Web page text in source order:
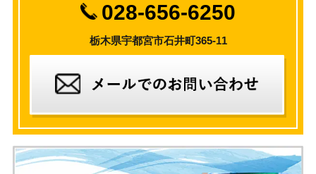
028-656-6250
栃木県宇都宮市石井町365-11